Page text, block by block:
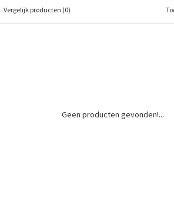
Vergelijk producten (0)
Geen producten gevonden!...